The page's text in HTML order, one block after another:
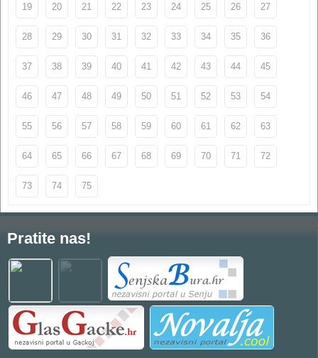
19 20 21 22 23 24 25 26 27
28 29 30 31 32 33 34 35 36
37 38 39 40 41 42 43 44 45
46 47 48 49 50 51 52 53 54
55 56 57 58 59 60 61 62 63
64 65 66 67 68 69 70 71 72
73 74 75
Pratite nas!